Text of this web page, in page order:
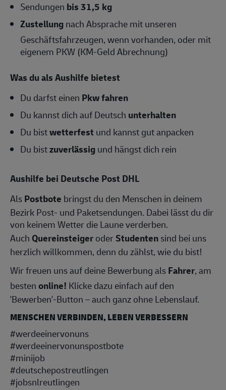
Sendungen bis 31,5 kg
Zustellungnach Absprache mit unseren
Geschäftsfahrzeugen, wenn vorhanden, oder mit
eigenem PKW (KM-Geld Abrechnung)
Was du als Aushilfe bietest
Du darfst einen Pkw fahren
Du kannst dich auf Deutsch unterhalten
Du bistwetterfest und kannst gut anpacken
Du bistzuverlässigund hängst dich rein
Aushilfe bei Deutsche Post DHL
AlsPostbote bringst du den Menschen in deinem
Bezirk Post- und Paketsendungen. Dabei lässt du dir
von keinem Wetter die Laune verderben.
Auch QuereinsteigeroderStudentensind bei uns
herzlich willkommen, denn du zählst, wie du bist!
Wir freuen uns auf deine Bewerbung alsFahrer, am
bestenonline! Klicke dazu einfach auf den
'Bewerben'-Button – auch ganz ohne Lebenslauf.
MENSCHEN VERBINDEN, LEBEN VERBESSERN
#werdeeinervonuns
#werdeeinervonunspostbote
#minijob
#deutschepostreutlingen
#jobsnlreutlingen